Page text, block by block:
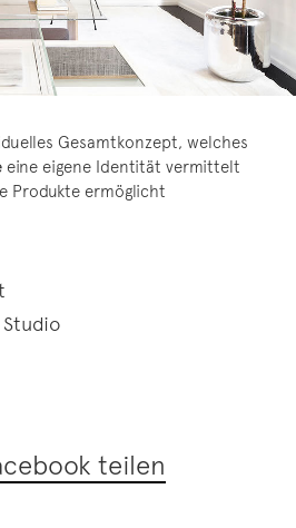
Gesamtkonzept, welches
eine eigene Identität vermittelt
Produkte ermöglicht
teilen